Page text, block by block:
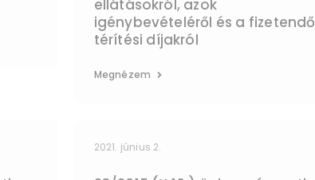
ellátásokról, azok
igénybevételéről és a fizetendő
térítési díjakról
Megnézem
2021. június 2.